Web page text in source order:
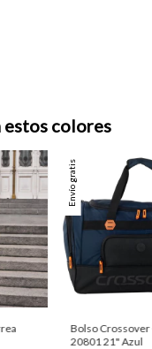
estos colores
Envío gratis
Bolso Crossover
20801 21" Azul